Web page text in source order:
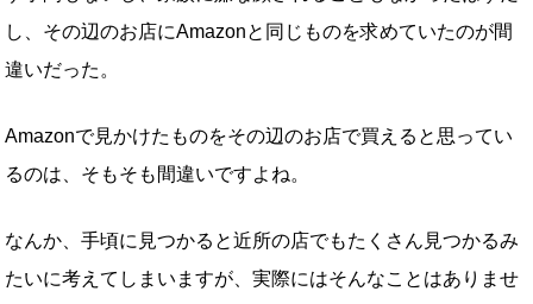
し、その辺のお店にAmazonと同じものを求めていたのが間
違いだった。
Amazonで見かけたものをその辺のお店で買えると思ってい
るのは、そもそも間違いですよね。
なんか、手頃に見つかると近所の店でもたくさん見つかるみ
たいに考えてしまいますが、実際にはそんなことはありませ